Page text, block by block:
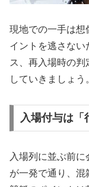
現地での一手は想
イントを逃さない
ス、再入場時の判
していきましょう
入場付与は「
入場列に並ぶ前
が一発で通り、